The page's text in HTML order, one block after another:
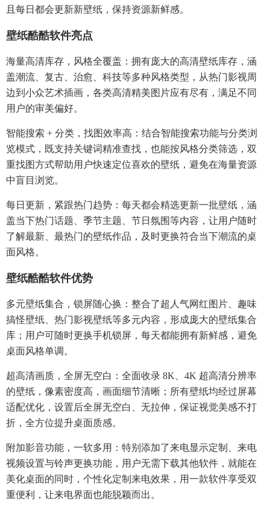
且每日都会更新新壁纸，保持资源新鲜感。​
壁纸酷酷软件亮点​
海量高清库存，风格全覆盖：拥有庞大的高清壁纸库存，涵
盖潮流、复古、治愈、科技等多种风格类型，从热门影视周
边到小众艺术插画，各类高清精美图片应有尽有，满足不同
用户的审美偏好。​
智能搜索 + 分类，找图效率高：结合智能搜索功能与分类浏
览模式，既支持关键词精准查找，也能按风格分类筛选，双
重找图方式帮助用户快速定位喜欢的壁纸，避免在海量资源
中盲目浏览。​
每日更新，紧跟热门趋势：每天都会精选更新一批壁纸，涵
盖当下热门话题、季节主题、节日氛围等内容，让用户随时
了解最新、最热门的壁纸作品，及时更换符合当下潮流的桌
面风格。​
壁纸酷酷软件优势​
多元壁纸集合，锁屏随心换：整合了超人气网红图片、趣味
搞怪壁纸、热门影视壁纸等多元内容，形成庞大的壁纸集合
库；用户可随时更换手机锁屏，每天都能拥有新鲜感，避免
桌面风格单调。​
超高清画质，全屏无空白：全面收录 8K、4K 超高清分辨率
的壁纸，像素密度高，画面细节清晰；所有壁纸均经过屏幕
适配优化，设置后全屏无空白、无拉伸，保证视觉美感不打
折，全方位提升桌面质感。​
附加影音功能，一软多用：特别添加了来电显示定制、来电
视频设置与铃声更换功能，用户无需下载其他软件，就能在
美化桌面的同时，个性化定制来电效果，用一款软件享受双
重便利，让来电界面也能脱颖而出。​